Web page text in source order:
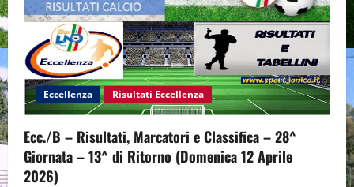
t
i
o
n
Eccellenza Risultati Eccellenza
Ecc./B – Risultati, Marcatori e Classifica – 28^
Giornata – 13^ di Ritorno (Domenica 12 Aprile
2026)